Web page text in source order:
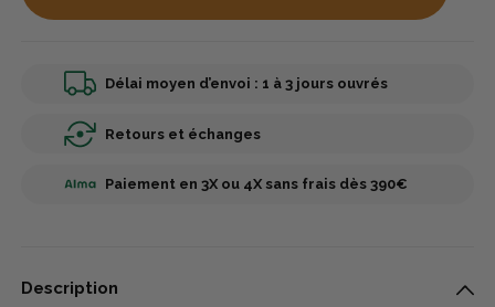
Délai moyen d’envoi : 1 à 3 jours ouvrés
Retours et échanges
Paiement en 3X ou 4X sans frais dès 390€
Description